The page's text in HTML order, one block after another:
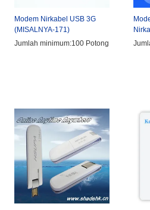
Modem Nirkabel USB 3G
(MISALNYA-171)
Jumlah minimum:100 Potong